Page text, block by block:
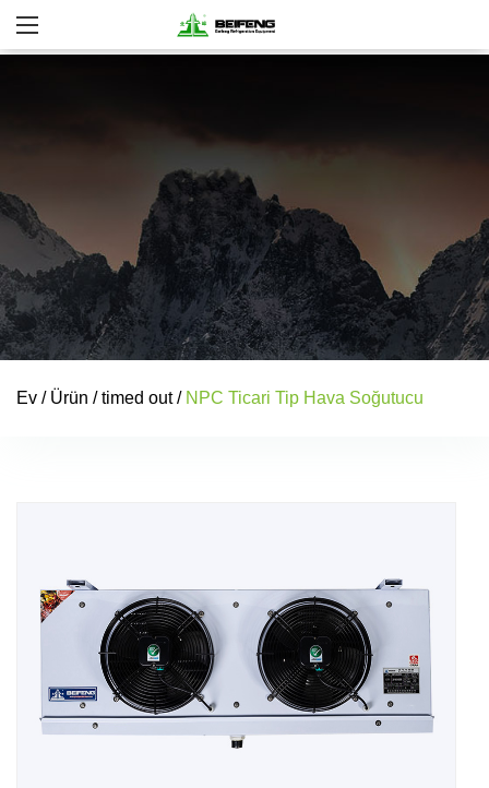
Ev / Ürün /timed out/ NPC Ticari Tip Hava Soğutucu